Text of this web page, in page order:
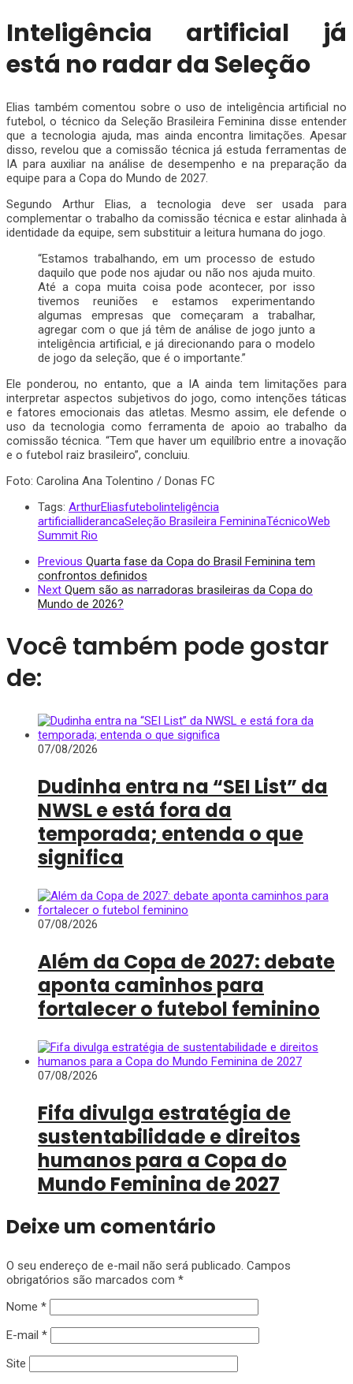
Inteligência artificial já
está no radar da Seleção
Elias também comentou sobre o uso de inteligência artificial no
futebol, o técnico da Seleção Brasileira Feminina disse entender
que a tecnologia ajuda, mas ainda encontra limitações. Apesar
disso, revelou que a comissão técnica já estuda ferramentas de
IA para auxiliar na análise de desempenho e na preparação da
equipe para a Copa do Mundo de 2027.
Segundo Arthur Elias, a tecnologia deve ser usada para
complementar o trabalho da comissão técnica e estar alinhada à
identidade da equipe, sem substituir a leitura humana do jogo.
“Estamos trabalhando, em um processo de estudo
daquilo que pode nos ajudar ou não nos ajuda muito.
Até a copa muita coisa pode acontecer, por isso
tivemos reuniões e estamos experimentando
algumas empresas que começaram a trabalhar,
agregar com o que já têm de análise de jogo junto a
inteligência artificial, e já direcionando para o modelo
de jogo da seleção, que é o importante.”
Ele ponderou, no entanto, que a IA ainda tem limitações para
interpretar aspectos subjetivos do jogo, como intenções táticas
e fatores emocionais das atletas. Mesmo assim, ele defende o
uso da tecnologia como ferramenta de apoio ao trabalho da
comissão técnica. “Tem que haver um equilíbrio entre a inovação
e o futebol raiz brasileiro”, concluiu.
Foto: Carolina Ana Tolentino / Donas FC
Tags: ArthurEliasfutebolinteligência
artificialliderancaSeleção Brasileira FemininaTécnicoWeb
Summit Rio
Previous Quarta fase da Copa do Brasil Feminina tem
confrontos definidos
Next Quem são as narradoras brasileiras da Copa do
Mundo de 2026?
Você também pode gostar
de:
07/08/2026
Dudinha entra na “SEI List” da
NWSL e está fora da
temporada; entenda o que
significa
07/08/2026
Além da Copa de 2027: debate
aponta caminhos para
fortalecer o futebol feminino
07/08/2026
Fifa divulga estratégia de
sustentabilidade e direitos
humanos para a Copa do
Mundo Feminina de 2027
Deixe um comentário
O seu endereço de e-mail não será publicado. Campos
obrigatórios são marcados com *
Nome *
E-mail *
Site